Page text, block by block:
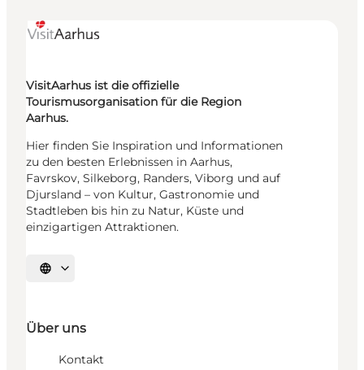
VisitAarhus ist die offizielle
Tourismusorganisation für die Region
Aarhus.
Hier finden Sie Inspiration und Informationen
zu den besten Erlebnissen in Aarhus,
Favrskov, Silkeborg, Randers, Viborg und auf
Djursland – von Kultur, Gastronomie und
Stadtleben bis hin zu Natur, Küste und
einzigartigen Attraktionen.
Sprache auswählen
Über uns
Kontakt